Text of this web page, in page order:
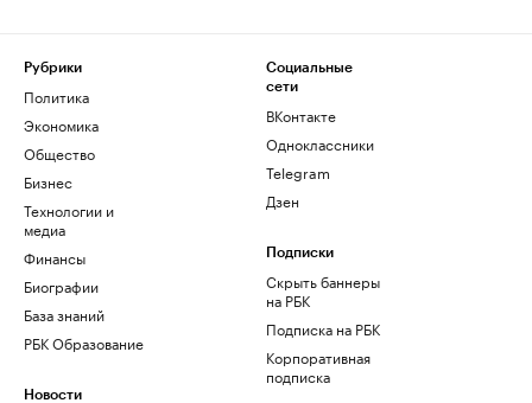
Рубрики
Политика
Экономика
Общество
Бизнес
Технологии и
медиа
Финансы
Биографии
База знаний
РБК Образование
Новости
Социальные
сети
ВКонтакте
Одноклассники
Telegram
Дзен
Подписки
Скрыть баннеры
на РБК
Подписка на РБК
Корпоративная
подписка